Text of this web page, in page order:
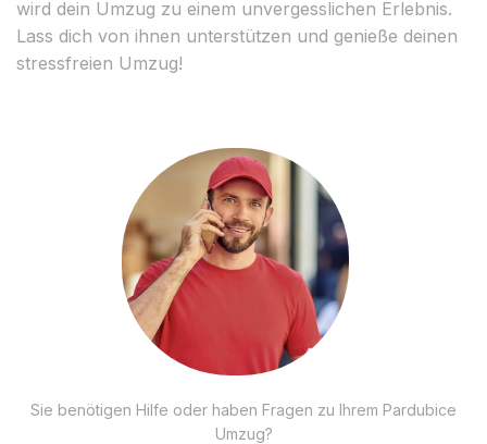
wird dein Umzug zu einem unvergesslichen Erlebnis.
Lass dich von ihnen unterstützen und genieße deinen
stressfreien Umzug!
Sie benötigen Hilfe oder haben Fragen zu Ihrem Pardubice
Umzug?